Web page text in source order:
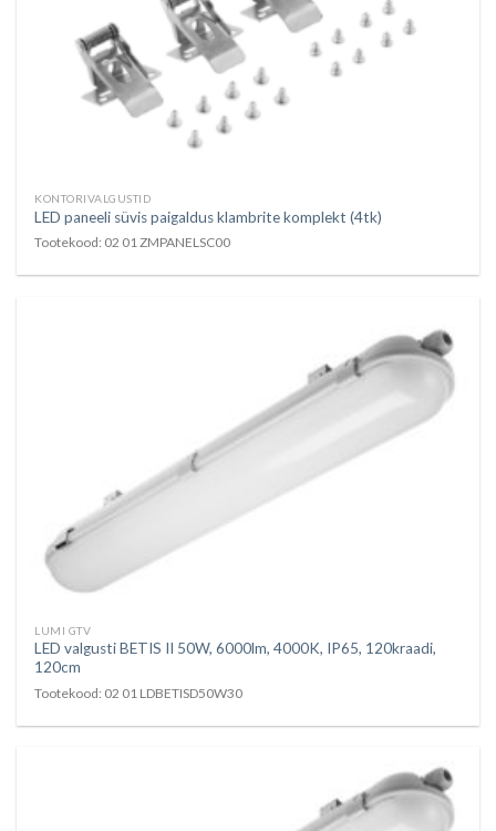
KONTORIVALGUSTID
LED paneeli süvis paigaldus klambrite komplekt (4tk)
Tootekood: 02 01 ZMPANELSC00
LUMI GTV
LED valgusti BETIS II 50W, 6000lm, 4000K, IP65, 120kraadi,
120cm
Tootekood: 02 01 LDBETISD50W30